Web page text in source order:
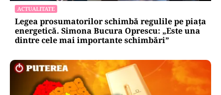
ACTUALITATE
Legea prosumatorilor schimbă regulile pe piața
energetică. Simona Bucura Oprescu: „Este una
dintre cele mai importante schimbări”